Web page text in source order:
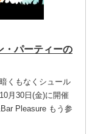
・パーティーの
くもなくシュール
月30日(金)に開催
Pleasure もう参